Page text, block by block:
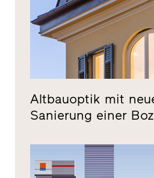
Altbauoptik mit
Sanierung einer